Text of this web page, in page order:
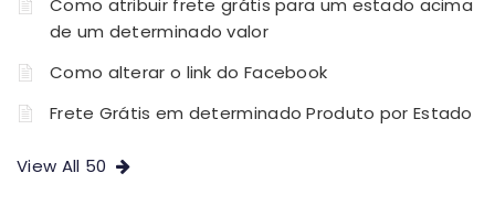
Como atribuir frete grátis para um estado acima
de um determinado valor
Como alterar o link do Facebook
Frete Grátis em determinado Produto por Estado
View All 50